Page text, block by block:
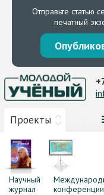
Отправьте статью
печатный
Проекты
Научный
журнал
конференции